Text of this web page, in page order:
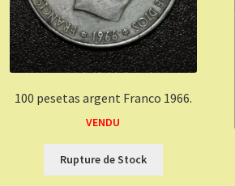
100 pesetas argent Franco 1966.
VENDU
Rupture de Stock